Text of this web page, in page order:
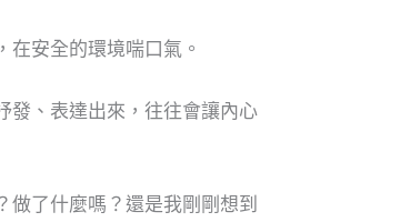
安全的環境喘口氣。
發、表達出來，往往會讓內心
了什麼嗎？還是我剛剛想到